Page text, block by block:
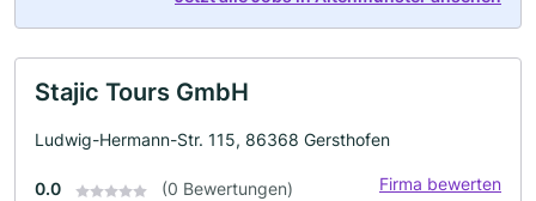
Stajic Tours GmbH
Ludwig-Hermann-Str. 115, 86368 Gersthofen
0.0 (0 Bewertungen) Firma bewerten